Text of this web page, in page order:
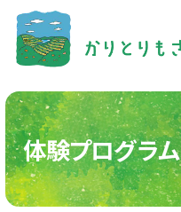
体験プログラム